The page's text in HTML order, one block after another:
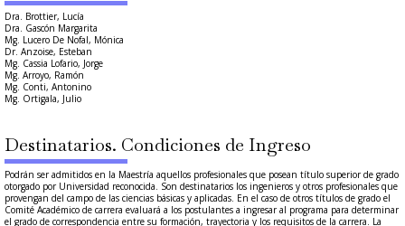
Dra. Brottier, Lucía
Dra. Gascón Margarita
Mg. Lucero De Nofal, Mónica
Dr. Anzoise, Esteban
Mg. Cassia Lofario, Jorge
Mg. Arroyo, Ramón
Mg. Conti, Antonino
Mg. Ortigala, Julio
Destinatarios. Condiciones de Ingreso
Podrán ser admitidos en la Maestría aquellos profesionales que posean título superior de grado
otorgado por Universidad reconocida. Son destinatarios los ingenieros y otros profesionales que
provengan del campo de las ciencias básicas y aplicadas. En el caso de otros títulos de grado el
Comité Académico de carrera evaluará a los postulantes a ingresar al programa para determinar
el grado de correspondencia entre su formación, trayectoria y los requisitos de la carrera. La